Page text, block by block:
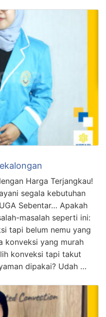
Harga Terjangkau!
segala kebutuhan
Sebentar… Apakah
masalah seperti ini:
tapi belum nemu yang
konveksi yang murah
konveksi tapi takut
dipakai? Udah …